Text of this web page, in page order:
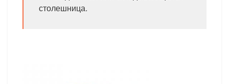
столешница.